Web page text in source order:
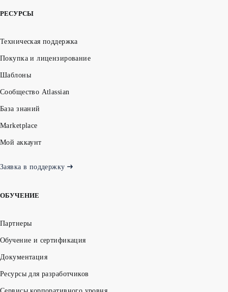
РЕСУРСЫ
Техническая поддержка
Покупка и лицензирование
Шаблоны
Сообщество Atlassian
База знаний
Marketplace
Мой аккаунт
Заявка в поддержку
ОБУЧЕНИЕ
Партнеры
Обучение и сертификация
Документация
Ресурсы для разработчиков